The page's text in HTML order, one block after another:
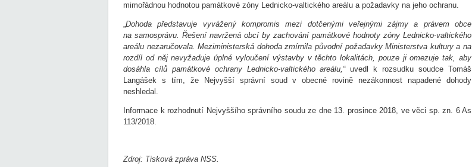
mimořádnou hodnotou památkové zóny Lednicko-valtického areálu a požadavky na jeho ochranu.
Dohoda představuje vyvážený kompromis mezi dotčenými veřejnými zájmy a právem obce
na samosprávu. Řešení navržená obcí by zachování památkové hodnoty zóny Lednicko-valtického
areálu nezaručovala. Meziministerská dohoda zmírnila původní požadavky Ministerstva kultury a na
rozdíl od něj nevyžaduje úplné vyloučení výstavby v těchto lokalitách, pouze ji omezuje tak, aby
dosáhla cílů památkové ochrany Lednicko-valtického areálu,“uvedl k rozsudku soudce Tomáš
Langášek s tím, že Nejvyšší správní soud v obecné rovině nezákonnost napadené dohody
neshledal.
Informace k rozhodnutí Nejvyššího správního soudu ze dne 13. prosince 2018, ve věci sp. zn. 6 As
113/2018.
Zdroj: Tisková zpráva NSS.